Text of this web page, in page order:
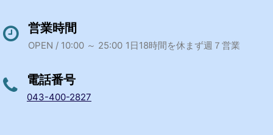
営業時間
OPEN / 10:00 ～ 25:00 1日18時間を休まず週７営業
電話番号
043-400-2827